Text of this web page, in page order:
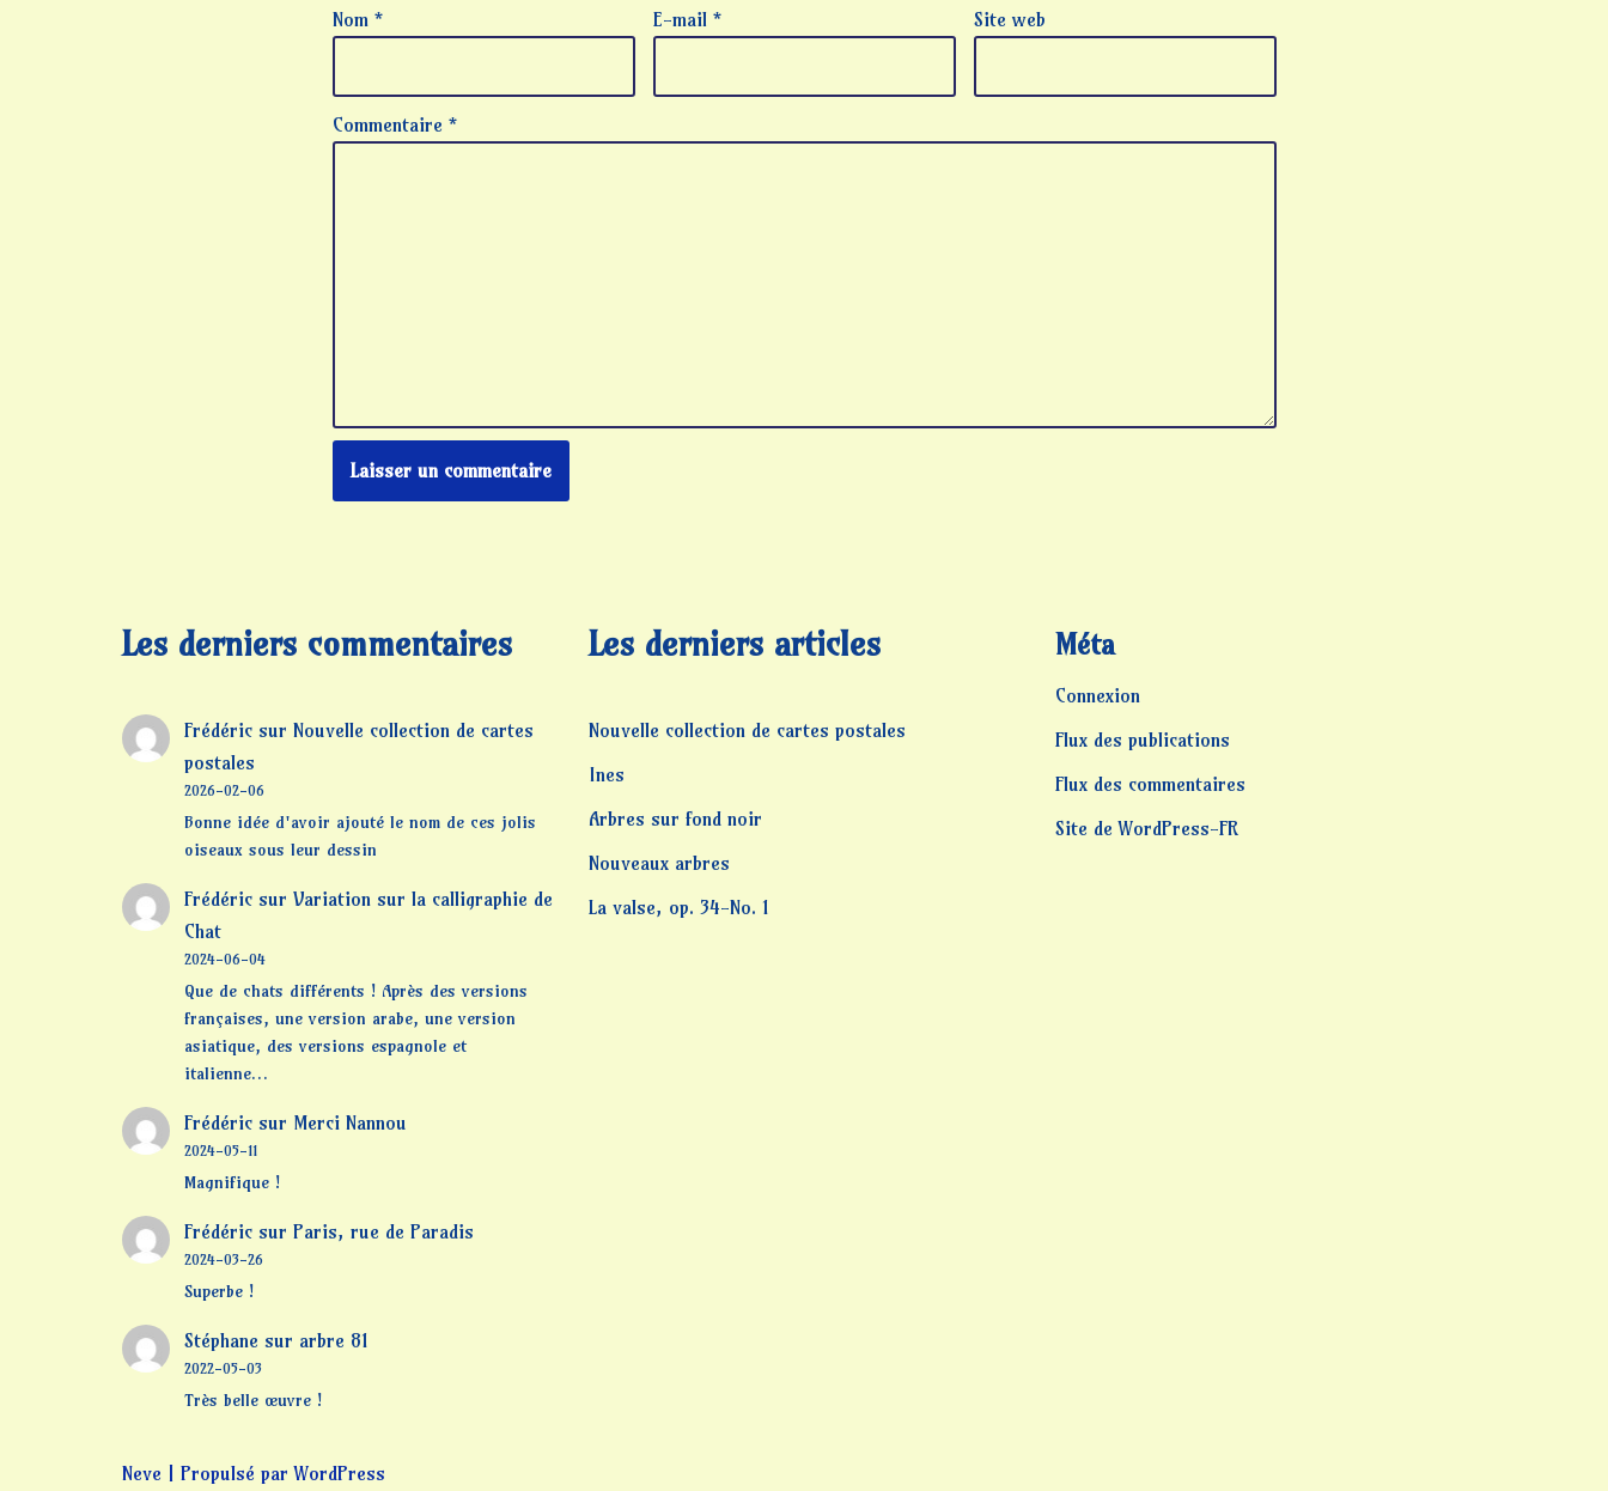
Nom * E-mail * Site web
Commentaire *
Les derniers commentaires
Frédéric sur Nouvelle collection de cartes
postales
2026-02-06
Bonne idée d'avoir ajouté le nom de ces jolis
oiseaux sous leur dessin
Frédéric sur Variation sur la calligraphie de
Chat
2024-06-04
Que de chats différents ! Après des versions
françaises, une version arabe, une version
asiatique, des versions espagnole et
italienne…
Frédéric sur Merci Nannou
2024-05-11
Magnifique !
Frédéric sur Paris, rue de Paradis
2024-03-26
Superbe !
Stéphane sur arbre 81
2022-05-03
Très belle œuvre !
Les derniers articles
Nouvelle collection de cartes postales
Ines
Arbres sur fond noir
Nouveaux arbres
La valse, op. 34-No. 1
Méta
Connexion
Flux des publications
Flux des commentaires
Site de WordPress-FR
Neve | Propulsé parWordPress